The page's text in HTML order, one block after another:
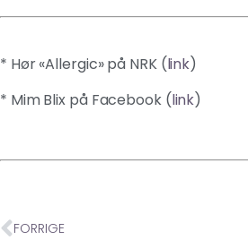
* Hør «Allergic» på NRK (link)
* Mim Blix på Facebook (link)
FORRIGE